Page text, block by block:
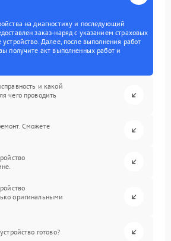
на диагностику и последующий
заказ-наряд с указанием страховых
устройство. Далее, после выполнения работ
получите акт выполненных работ и
и какой
чего проводить
Сможете
оригинальными
готово?